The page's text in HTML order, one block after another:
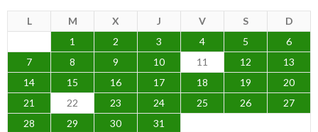
L M X J V S
D
1
2 3 4 5
6
7
8 9 10 11 12
13
14
15 16 17 18 19
20
21
22 23 24 25 26
27
28
29 30
31